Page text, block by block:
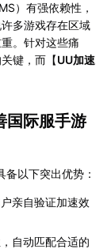
）有强依赖性，
多游戏存在区域
。针对这些痛
键，而【UU加速
国际服手游
以下突出优势：
亲自验证加速效
自动匹配合适的